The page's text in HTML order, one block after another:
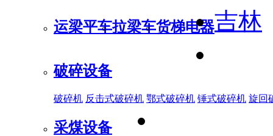
运梁平车拉梁车货梯电器
破碎设备
破碎机 反击式破碎机 鄂式破碎机 锤式破碎机 旋回
采煤设备
吉林